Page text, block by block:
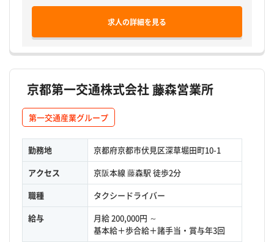
求人の詳細を見る
京都第一交通株式会社 藤森営業所
第一交通産業グループ
勤務地
京都府京都市伏見区深草堀田町10-1
アクセス
京阪本線 藤森駅 徒歩2分
職種
タクシードライバー
給与
月給 200,000円 ～
基本給＋歩合給＋諸手当・賞与年3回